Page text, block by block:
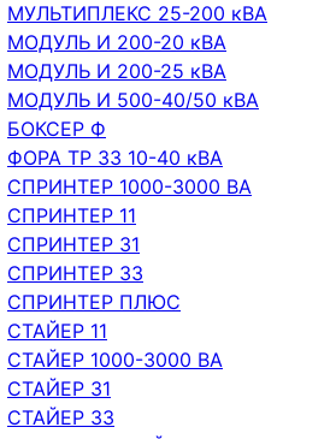
МУЛЬТИПЛЕКС 25-200 кВА
МОДУЛЬ И 200-20 кВА
МОДУЛЬ И 200-25 кВА
МОДУЛЬ И 500-40/50 кВА
БОКСЕР Ф
ФОРА ТР 33 10-40 кВА
СПРИНТЕР 1000-3000 ВА
СПРИНТЕР 11
СПРИНТЕР 31
СПРИНТЕР 33
СПРИНТЕР ПЛЮС
СТАЙЕР 11
СТАЙЕР 1000-3000 ВА
СТАЙЕР 31
СТАЙЕР 33